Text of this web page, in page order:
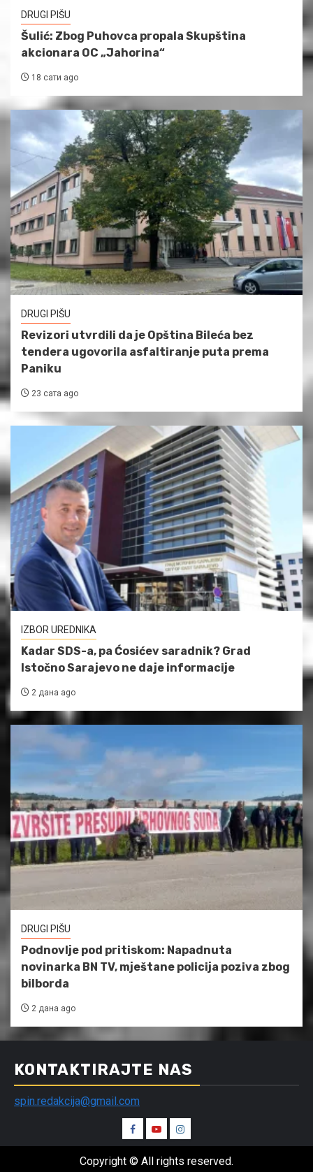
DRUGI PIŠU
Šulić: Zbog Puhovca propala Skupština
akcionara OC „Jahorina“
18 сати ago
DRUGI PIŠU
Revizori utvrdili da je Opština Bileća bez
tendera ugovorila asfaltiranje puta prema
Paniku
23 сата ago
IZBOR UREDNIKA
Kadar SDS-a, pa Ćosićev saradnik? Grad
Istočno Sarajevo ne daje informacije
2 дана ago
DRUGI PIŠU
Podnovlje pod pritiskom: Napadnuta
novinarka BN TV, mještane policija poziva zbog
bilborda
2 дана ago
KONTAKTIRAJTE NAS
spin.redakcija@gmail.com
Spin
Facebook
Spin
Youtube
Spin
Instagram
Copyright © All rights reserved.